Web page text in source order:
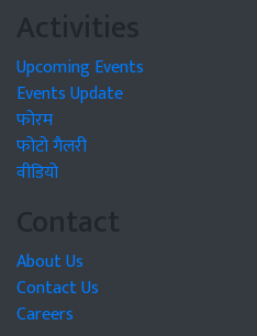
Activities
Upcoming Events
Events Update
फोरम
फोटो गैलरी
वीडियो
Contact
About Us
Contact Us
Careers